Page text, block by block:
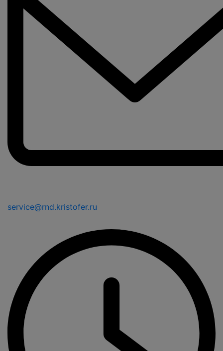
service@rnd.kristofer.ru